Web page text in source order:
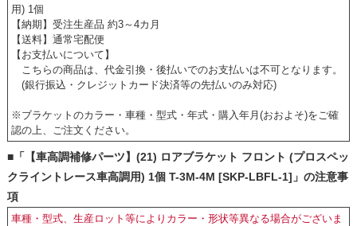
用) 1個
【納期】受注生産品 約3～4カ月
【送料】通常宅配便
【お支払いについて】
こちらの商品は、代金引換・後払いでのお支払いは不可となります。
(銀行振込・クレジットカード決済等の先払いのみ対応)
※ブラケットのカラー・車種・型式・年式・購入年月(おおよそ)をご確
認の上、ご注文ください。
■「【車高調補修パーツ】(21) ロアブラケット フロント (プロスペッ
クライントレース車高調用) 1個 T-3M-4M [SKP-LBFL-1]」の注意事
項
車種・型式、生産ロット等によりカラー・形状等異なる場合がございま